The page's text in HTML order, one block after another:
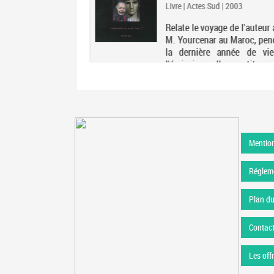
Livre | Actes Sud | 2003
Relate le voyage de l'auteur
M. Yourcenar au Maroc,
la dernière année de
l'écrivain. Il restitue
Plan
Contact
Les